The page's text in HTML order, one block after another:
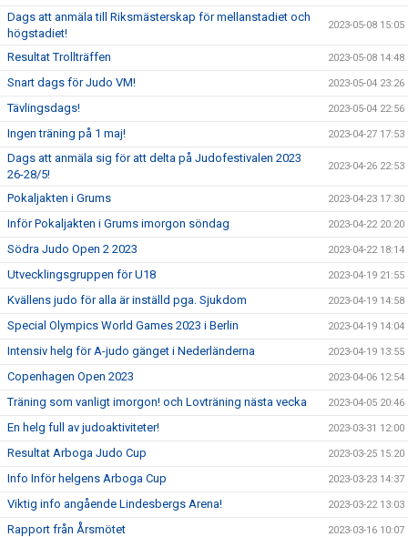
Dags att anmäla till Riksmästerskap för mellanstadiet och
högstadiet!
2023-05-08 15:05
Resultat Trollträffen 2023-05-08 14:48
Snart dags för Judo VM! 2023-05-04 23:26
Tävlingsdags! 2023-05-04 22:56
Ingen träning på 1 maj! 2023-04-27 17:53
Dags att anmäla sig för att delta på Judofestivalen 2023
26-28/5!
2023-04-26 22:53
Pokaljakten i Grums 2023-04-23 17:30
Inför Pokaljakten i Grums imorgon söndag 2023-04-22 20:20
Södra Judo Open 2 2023 2023-04-22 18:14
Utvecklingsgruppen för U18 2023-04-19 21:55
Kvällens judo för alla är inställd pga. Sjukdom 2023-04-19 14:58
Special Olympics World Games 2023 i Berlin 2023-04-19 14:04
Intensiv helg för A-judo gänget i Nederländerna 2023-04-19 13:55
Copenhagen Open 2023 2023-04-06 12:54
Träning som vanligt imorgon! och Lovträning nästa vecka 2023-04-05 20:46
En helg full av judoaktiviteter! 2023-03-31 12:00
Resultat Arboga Judo Cup 2023-03-25 15:20
Info Inför helgens Arboga Cup 2023-03-23 14:37
Viktig info angående Lindesbergs Arena! 2023-03-22 13:03
Rapport från Årsmötet 2023-03-16 10:07